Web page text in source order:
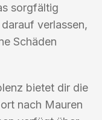
sorgfältig
verlassen,
Schäden
bietet dir die
nach Mauren